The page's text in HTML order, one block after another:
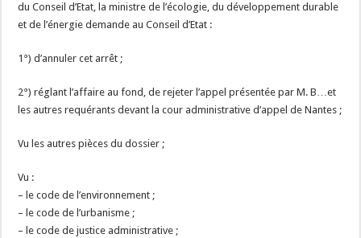
du Conseil d’Etat, la ministre de l’écologie, du développement durable
et de l’énergie demande au Conseil d’Etat :
1°) d’annuler cet arrêt ;
2°) réglant l’affaire au fond, de rejeter l’appel présentée par M. B…et
les autres requérants devant la cour administrative d’appel de Nantes ;
Vu les autres pièces du dossier ;
Vu :
– le code de l’environnement ;
– le code de l’urbanisme ;
– le code de justice administrative ;